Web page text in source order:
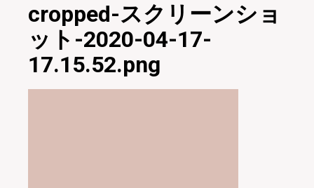
cropped-スクリーンショ
ット-2020-04-17-
17.15.52.png